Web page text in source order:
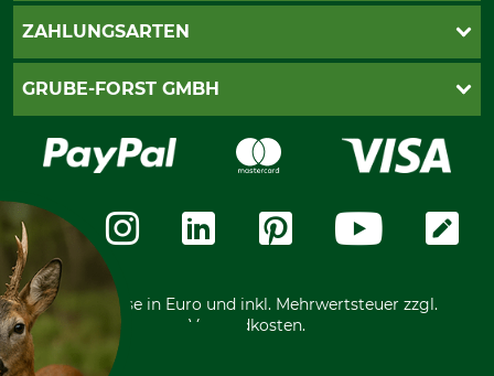
AGB
Widerrufsformular
Zahlungsarten
ZAHLUNGSARTEN
PayPal
Rechnung
Vorkasse
GRUBE-FORST GMBH
Karriere
Über uns
Community
International
*Alle Preise in Euro und inkl. Mehrwertsteuer zzgl.
Versandkosten.